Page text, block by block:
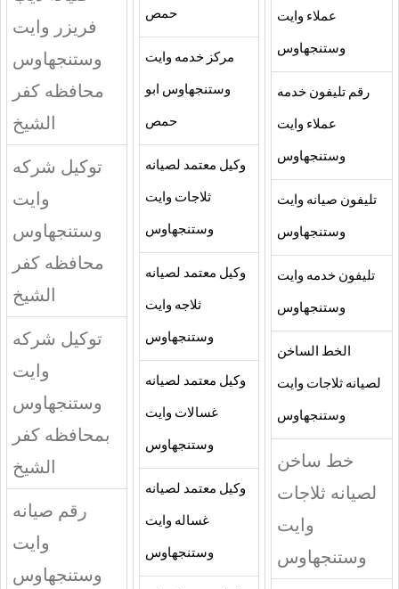
عملاء وايت
وستنجهاوس
رقم تليفون خدمه
عملاء وايت
وستنجهاوس
تليفون صيانه وايت
وستنجهاوس
تليفون خدمه وايت
وستنجهاوس
الخط الساخن
لصيانه ثلاجات وايت
وستنجهاوس
خط ساخن
لصيانه ثلاجات
وايت
وستنجهاوس
حمص
مركز خدمه وايت
وستنجهاوس ابو
حمص
وكيل معتمد لصيانه
ثلاجات وايت
وستنجهاوس
وكيل معتمد لصيانه
ثلاجه وايت
وستنجهاوس
وكيل معتمد لصيانه
غسالات وايت
وستنجهاوس
وكيل معتمد لصيانه
غساله وايت
وستنجهاوس
فريزر وايت
وستنجهاوس
محافظه كفر
الشيخ
توكيل شركه
وايت
وستنجهاوس
محافظه كفر
الشيخ
توكيل شركه
وايت
وستنجهاوس
بمحافظه كفر
الشيخ
رقم صيانه
وايت
وستنجهاوس